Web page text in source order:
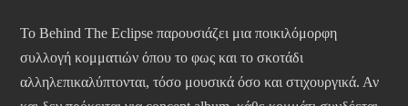
Το Behind The Eclipse παρουσιάζει μια ποικιλόμορφη
συλλογή κομματιών όπου το φως και το σκοτάδι
αλληλεπικαλύπτονται, τόσο μουσικά όσο και στιχουργικά. Αν